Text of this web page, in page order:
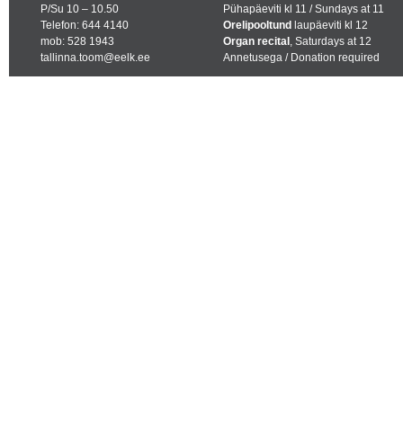
P/Su 10 – 10.50
Telefon: 644 4140
mob: 528 1943
tallinna.toom@eelk.ee
Pühapäeviti kl 11 / Sundays at 11
Orelipooltund laupäeviti kl 12
Organ recital , Saturdays at 12
Annetusega / Donation required